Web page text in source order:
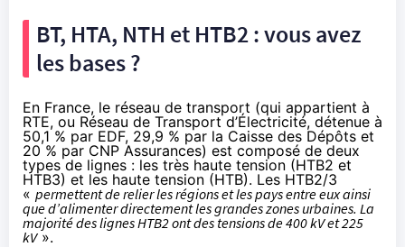
BT, HTA, NTH et HTB2 : vous avez
les bases ?
En France, le réseau de transport (qui appartient à
RTE, ou Réseau de Transport d’Électricité, détenue à
50,1 % par EDF, 29,9 % par la Caisse des Dépôts et
20 % par CNP Assurances) est composé de deux
types de lignes : les très haute tension (HTB2 et
HTB3) et les haute tension (HTB). Les HTB2/3
« permettent de relier les régions et les pays entre eux ainsi
que d’alimenter directement les grandes zones urbaines. La
majorité des lignes HTB2 ont des tensions de 400 kV et 225
kV».